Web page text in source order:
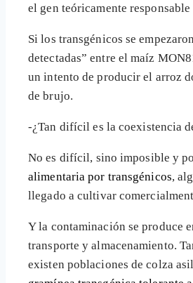
el gen teóricamente
Si los transgénicos se
detectadas” entre el maíz
un intento de producir el arroz
de brujo.
-¿Tan difícil es la coexistencia
No es difícil, sino imposible y
alimentaria por transgénicos,
llegado a cultivar
Y la contaminación se produce
transporte y almacenamiento.
existen poblaciones de colza